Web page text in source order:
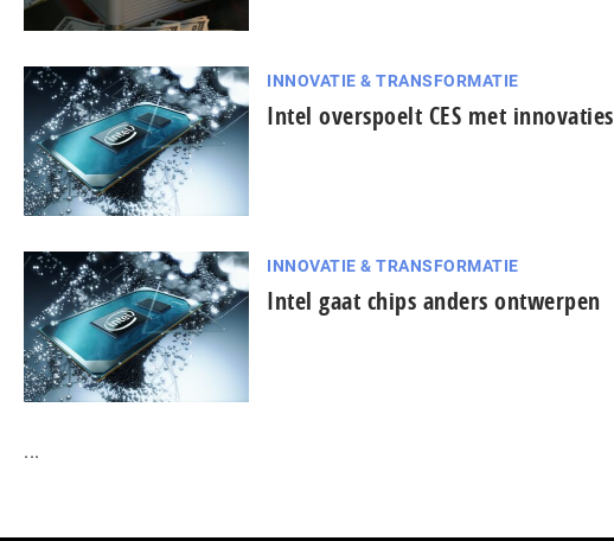
INNOVATIE & TRANSFORMATIE
Intel overspoelt CES met innovaties
INNOVATIE & TRANSFORMATIE
Intel gaat chips anders ontwerpen
...